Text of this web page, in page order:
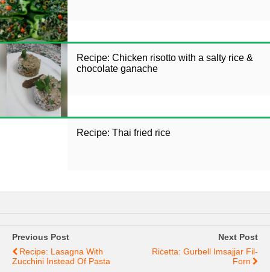
Recipe: Chicken risotto with a salty rice &
chocolate ganache
Recipe: Thai fried rice
Previous Post
Recipe: Lasagna With
Zucchini Instead Of Pasta
Next Post
Riċetta: Gurbell Imsajjar Fil-
Forn